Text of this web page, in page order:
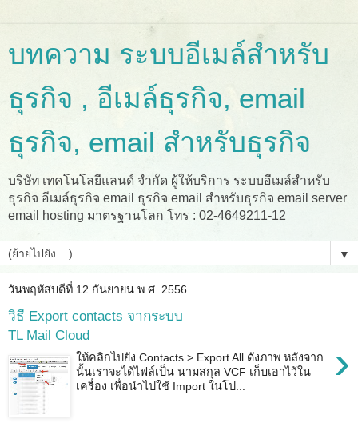
บทความ ระบบอีเมล์สำหรับ
ธุรกิจ , อีเมล์ธุรกิจ, email
ธุรกิจ, email สำหรับธุรกิจ
บริษัท เทคโนโลยีแลนด์ จำกัด ผู้ให้บริการ ระบบอีเมล์สำหรับ
ธุรกิจ อีเมล์ธุรกิจ email ธุรกิจ email สำหรับธุรกิจ email server
email hosting มาตรฐานโลก โทร : 02-4649211-12
▼
วันพฤหัสบดีที่ 12 กันยายน พ.ศ. 2556
วิธี Export contacts จากระบบ
TL Mail Cloud
›
ให้คลิกไปยัง Contacts > Export All ดังภาพ หลังจาก
นั้นเราจะได้ไฟล์เป็น นามสกุล VCF เก็บเอาไว้ใน
เครื่อง เพื่อนำไปใช้ Import ในโป...